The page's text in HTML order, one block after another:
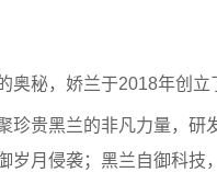
奥秘，娇兰于2018年创
珍贵黑兰的非凡力量，研
岁月侵袭；黑兰自御科技